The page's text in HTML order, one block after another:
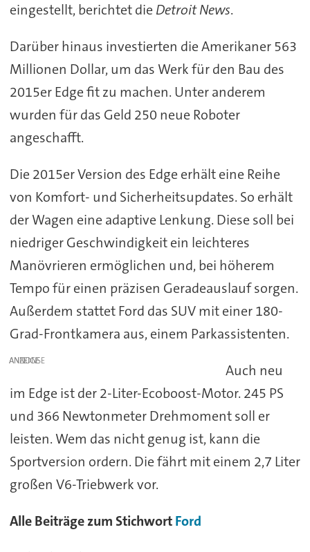
eingestellt, berichtet die Detroit News.
Darüber hinaus investierten die Amerikaner 563
Millionen Dollar, um das Werk für den Bau des
2015er Edge fit zu machen. Unter anderem
wurden für das Geld 250 neue Roboter
angeschafft.
Die 2015er Version des Edge erhält eine Reihe
von Komfort- und Sicherheitsupdates. So erhält
der Wagen eine adaptive Lenkung. Diese soll bei
niedriger Geschwindigkeit ein leichteres
Manövrieren ermöglichen und, bei höherem
Tempo für einen präzisen Geradeauslauf sorgen.
Außerdem stattet Ford das SUV mit einer 180-
Grad-Frontkamera aus, einem Parkassistenten.
ANZEIGE
Auch neu
im Edge ist der 2-Liter-Ecoboost-Motor. 245 PS
und 366 Newtonmeter Drehmoment soll er
leisten. Wem das nicht genug ist, kann die
Sportversion ordern. Die fährt mit einem 2,7 Liter
großen V6-Triebwerk vor.
Alle Beiträge zum StichwortFord